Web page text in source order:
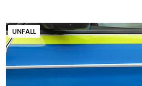
UNFALL